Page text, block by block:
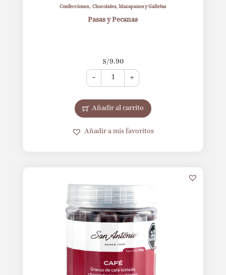
Confecciones,Chocolates, Mazapanes y Galletas
Pasas y Pecanas
S/9.90
- +
Añadir al carrito
Añadir a mis favoritos